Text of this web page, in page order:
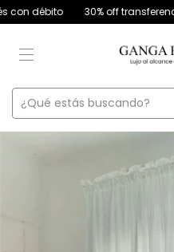
30% off transferencia